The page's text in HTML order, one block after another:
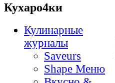
Кухаро4ки
Кулинарные
журналы
Saveurs
Shape Меню